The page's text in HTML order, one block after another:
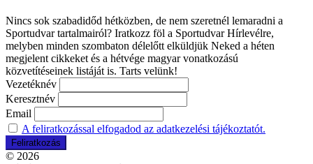
Nincs sok szabadidőd hétközben, de nem szeretnél lemaradni a
Sportudvar tartalmairól? Iratkozz föl a Sportudvar Hírlevélre,
melyben minden szombaton délelőtt elküldjük Neked a héten
megjelent cikkeket és a hétvége magyar vonatkozású
közvetítéseinek listáját is. Tarts velünk!
Vezetéknév
Keresztnév
Email
A feliratkozással elfogadod az adatkezelési tájékoztatót.
© 2026